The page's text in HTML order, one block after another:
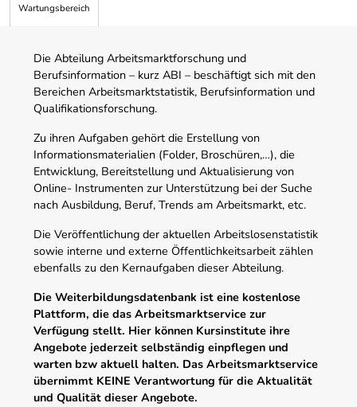
Wartungsbereich
Die Abteilung Arbeitsmarktforschung und
Berufsinformation – kurz ABI – beschäftigt sich mit den
Bereichen Arbeitsmarktstatistik, Berufsinformation und
Qualifikationsforschung.
Zu ihren Aufgaben gehört die Erstellung von
Informationsmaterialien (Folder, Broschüren,…), die
Entwicklung, Bereitstellung und Aktualisierung von
Online- Instrumenten zur Unterstützung bei der Suche
nach Ausbildung, Beruf, Trends am Arbeitsmarkt, etc.
Die Veröffentlichung der aktuellen Arbeitslosenstatistik
sowie interne und externe Öffentlichkeitsarbeit zählen
ebenfalls zu den Kernaufgaben dieser Abteilung.
Die Weiterbildungsdatenbank ist eine kostenlose
Plattform, die das Arbeitsmarktservice zur
Verfügung stellt. Hier können Kursinstitute ihre
Angebote jederzeit selbständig einpflegen und
warten bzw aktuell halten. Das Arbeitsmarktservice
übernimmt KEINE Verantwortung für die Aktualität
und Qualität dieser Angebote.